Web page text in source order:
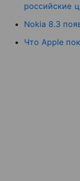
российские
Nokia 8.3
Что Apple